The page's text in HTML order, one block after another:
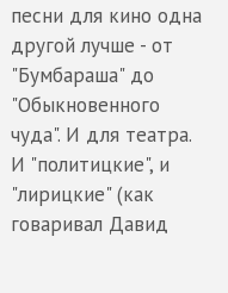
песни для кино одна
другой лучше - от
"Бумбараша" до
"Обыкновенного
чуда". И для театра.
И "политицкие", и
"лирицкие" (как
говаривал Давид